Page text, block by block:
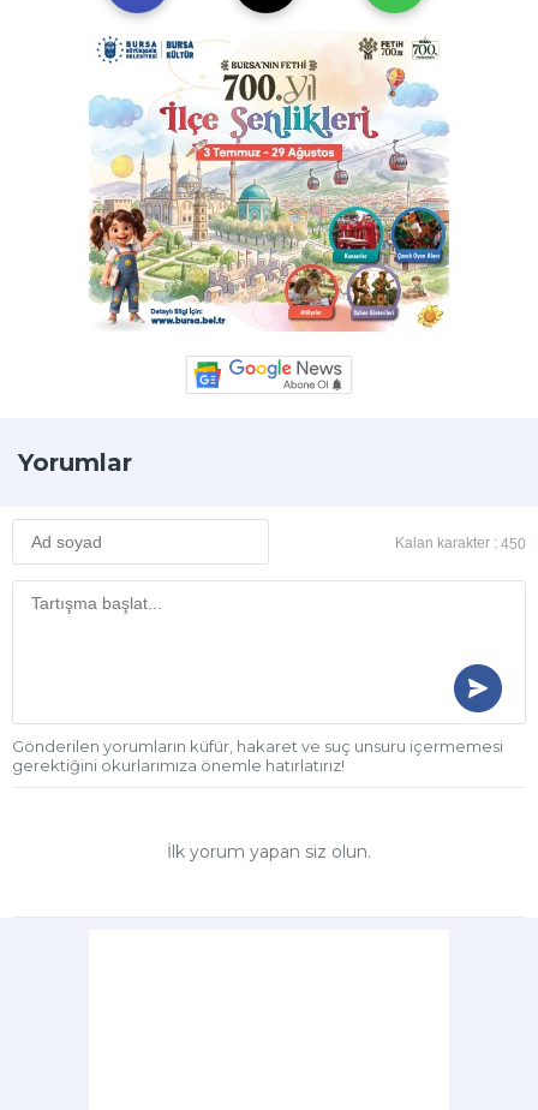
Yorumlar
Kalan karakter : 450
Gönderilen yorumların küfür, hakaret ve suç unsuru içermemesi
gerektiğini okurlarımıza önemle hatırlatırız!
İlk yorum yapan siz olun.